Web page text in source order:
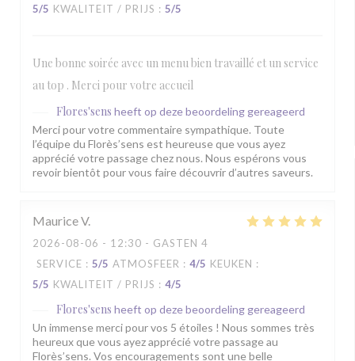
5/5 KWALITEIT / PRIJS : 5/5
Une bonne soirée avec un menu bien travaillé et un service
au top . Merci pour votre accueil
Flores'sens heeft op deze beoordeling gereageerd
Merci pour votre commentaire sympathique. Toute
l’équipe du Florès’sens est heureuse que vous ayez
apprécié votre passage chez nous. Nous espérons vous
revoir bientôt pour vous faire découvrir d’autres saveurs.
MauriceV
2026-08-06 - 12:30 - GASTEN 4
SERVICE : 5/5 ATMOSFEER : 4/5 KEUKEN :
5/5 KWALITEIT / PRIJS : 4/5
Flores'sens heeft op deze beoordeling gereageerd
Un immense merci pour vos 5 étoiles ! Nous sommes très
heureux que vous ayez apprécié votre passage au
Florès’sens. Vos encouragements sont une belle